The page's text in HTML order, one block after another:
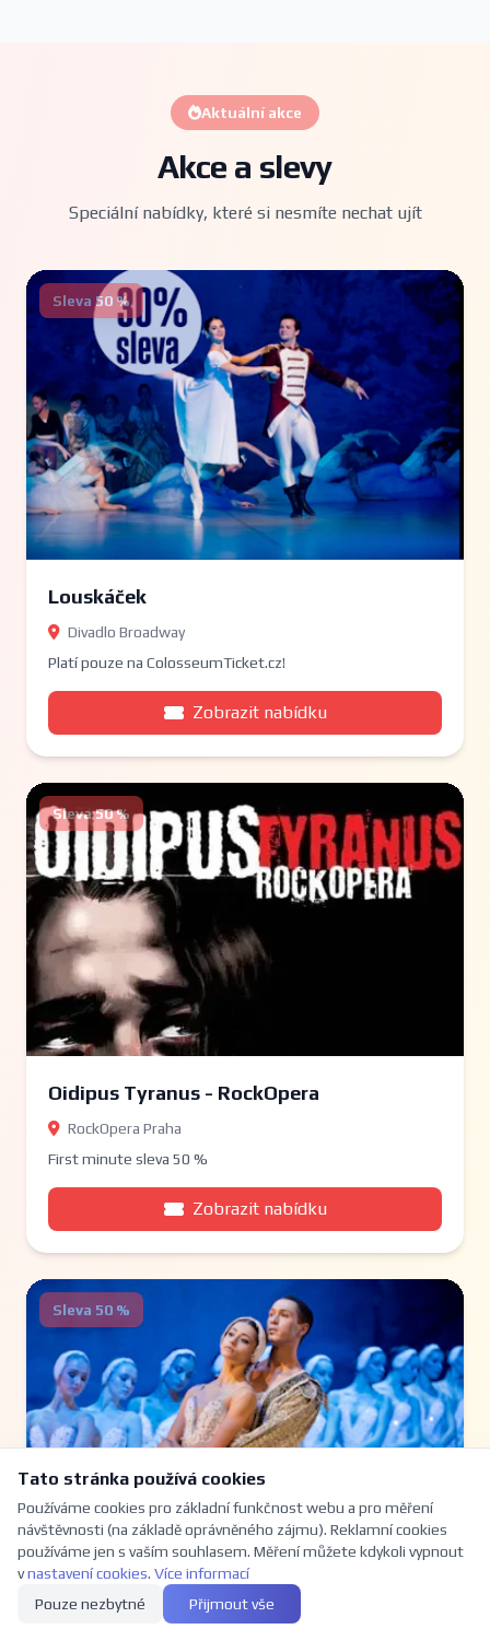
Aktuální akce
Akce a slevy
Speciální nabídky, které si nesmíte nechat ujít
Sleva 50 %
Louskáček
Divadlo Broadway
Platí pouze na ColosseumTicket.cz!
Zobrazit nabídku
Sleva 50 %
Oidipus Tyranus - RockOpera
RockOpera Praha
First minute sleva 50 %
Zobrazit nabídku
Sleva 50 %
Tato stránka používá cookies
Používáme cookies pro základní funkčnost webu a pro měření
návštěvnosti (na základě oprávněného zájmu). Reklamní cookies
používáme jen s vaším souhlasem. Měření můžete kdykoli vypnout
vnastavení cookies. Více informací
Pouze nezbytné
Přijmout vše